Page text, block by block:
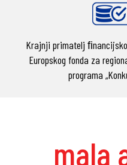
Krajnji primatelj
Europskog fonda za
programa